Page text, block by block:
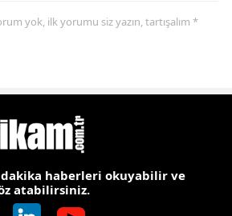
yok, ilk yorumu siz yazın, tartışalım *
haberleri okuyabilir ve
atabilirsiniz.